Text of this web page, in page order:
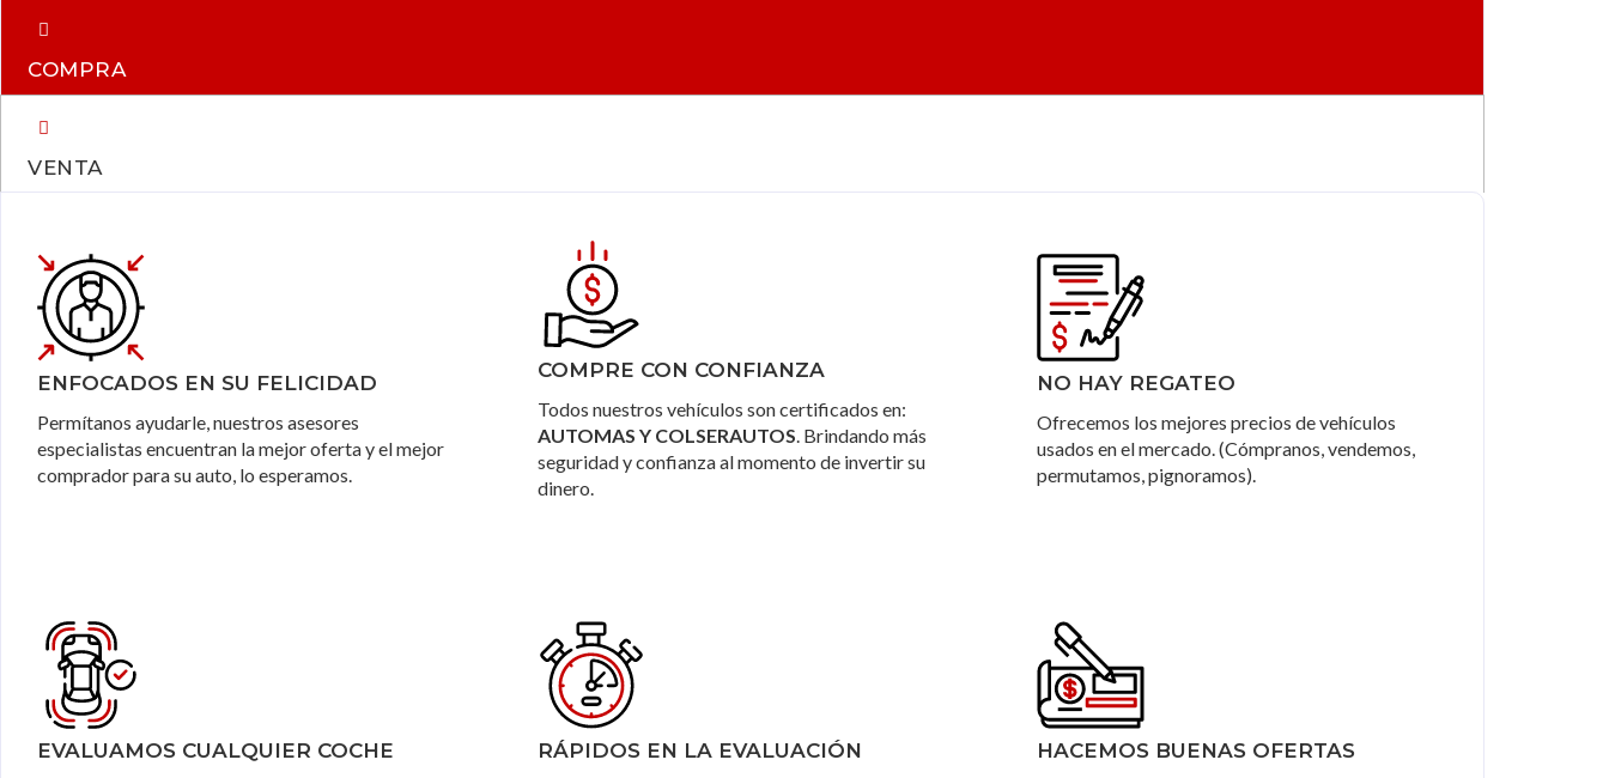
COMPRA
VENTA
ENFOCADOS EN SU FELICIDAD
Permítanos ayudarle, nuestros asesores
especialistas encuentran la mejor oferta y el mejor
comprador para su auto, lo esperamos.
COMPRE CON CONFIANZA
Todos nuestros vehículos son certificados en:
AUTOMAS Y COLSERAUTOS. Brindando más
seguridad y confianza al momento de invertir su
dinero.
NO HAY REGATEO
Ofrecemos los mejores precios de vehículos
usados en el mercado. (Cómpranos, vendemos,
permutamos, pignoramos).
EVALUAMOS CUALQUIER COCHE RÁPIDOS EN LA EVALUACIÓN HACEMOS BUENAS OFERTAS